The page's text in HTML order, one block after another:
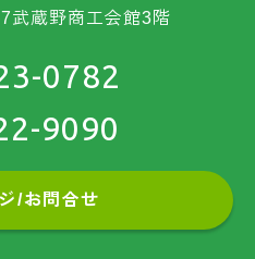
武蔵野商工会館3階
0782
9090
/お問合せ